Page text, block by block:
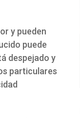
y pueden
puede
despejado y
particulares